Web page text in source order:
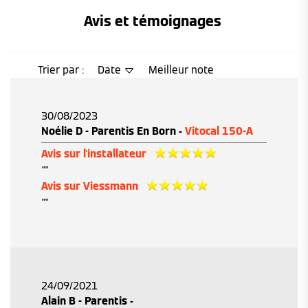
Avis et témoignages
Trier par : Date Meilleur note
30/08/2023
Noélie D - Parentis En Born - Vitocal 150-A
Avis sur l'installateur
""
Avis sur Viessmann
""
24/09/2021
Alain B - Parentis -